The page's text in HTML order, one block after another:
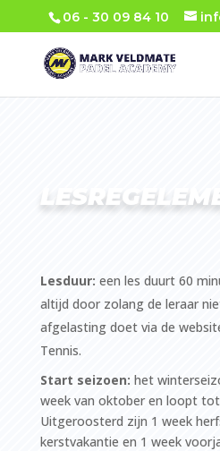
06 - 30 09 84 10
Lesduur: een les duurt 60
altijd door zolang de leraar
afgelasting doet via de
Tennis.
Start seizoen: het
week van oktober en loopt
Uitgeroosterd zijn 1 week
kerstvakantie en 1 week